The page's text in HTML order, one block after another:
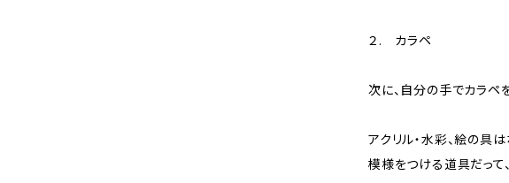
２. カラペ
次に、自分の手でカラペ
アクリル・水彩、絵の具
模様をつける道具だって